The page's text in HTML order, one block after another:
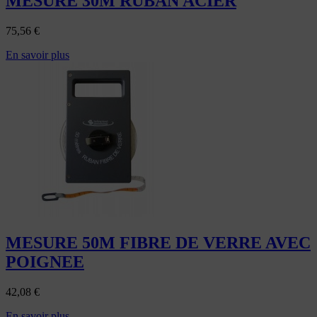
75,56 €
En savoir plus
MESURE 50M FIBRE DE VERRE AVEC
POIGNEE
42,08 €